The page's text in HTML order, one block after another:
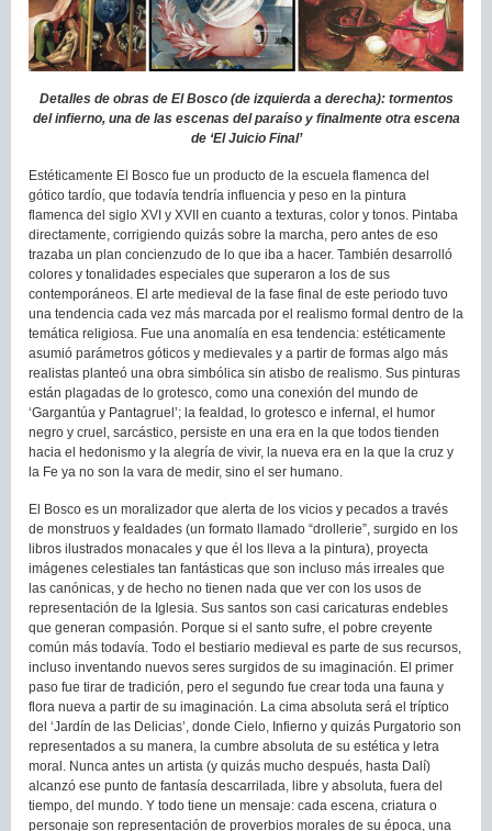
Detalles de obras de El Bosco (de izquierda a derecha): tormentos
del infierno, una de las escenas del paraíso y finalmente otra escena
de ‘El Juicio Final’
Estéticamente El Bosco fue un producto de la escuela flamenca del
gótico tardío, que todavía tendría influencia y peso en la pintura
flamenca del siglo XVI y XVII en cuanto a texturas, color y tonos. Pintaba
directamente, corrigiendo quizás sobre la marcha, pero antes de eso
trazaba un plan concienzudo de lo que iba a hacer. También desarrolló
colores y tonalidades especiales que superaron a los de sus
contemporáneos. El arte medieval de la fase final de este periodo tuvo
una tendencia cada vez más marcada por el realismo formal dentro de la
temática religiosa. Fue una anomalía en esa tendencia: estéticamente
asumió parámetros góticos y medievales y a partir de formas algo más
realistas planteó una obra simbólica sin atisbo de realismo. Sus pinturas
están plagadas de lo grotesco, como una conexión del mundo de
‘Gargantúa y Pantagruel’; la fealdad, lo grotesco e infernal, el humor
negro y cruel, sarcástico, persiste en una era en la que todos tienden
hacia el hedonismo y la alegría de vivir, la nueva era en la que la cruz y
la Fe ya no son la vara de medir, sino el ser humano.
El Bosco es un moralizador que alerta de los vicios y pecados a través
de monstruos y fealdades (un formato llamado “drollerie”, surgido en los
libros ilustrados monacales y que él los lleva a la pintura), proyecta
imágenes celestiales tan fantásticas que son incluso más irreales que
las canónicas, y de hecho no tienen nada que ver con los usos de
representación de la Iglesia. Sus santos son casi caricaturas endebles
que generan compasión. Porque si el santo sufre, el pobre creyente
común más todavía. Todo el bestiario medieval es parte de sus recursos,
incluso inventando nuevos seres surgidos de su imaginación. El primer
paso fue tirar de tradición, pero el segundo fue crear toda una fauna y
flora nueva a partir de su imaginación. La cima absoluta será el tríptico
del ‘Jardín de las Delicias’, donde Cielo, Infierno y quizás Purgatorio son
representados a su manera, la cumbre absoluta de su estética y letra
moral. Nunca antes un artista (y quizás mucho después, hasta Dalí)
alcanzó ese punto de fantasía descarrilada, libre y absoluta, fuera del
tiempo, del mundo. Y todo tiene un mensaje: cada escena, criatura o
personaje son representación de proverbios morales de su época, una